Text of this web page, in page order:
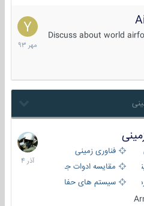
Discuss about world
15
مهر
1393
فناوری زمینی
مقایسه ادوات جنگی
سیستم های حفاظت فعال
21
آذر
1404